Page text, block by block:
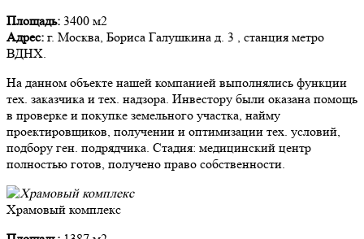
Площадь: 3400 м2
Адрес: г. Москва, Бориса Галушкина д. 3 , станция метро
ВДНХ.
На данном объекте нашей компанией выполнялись функции
тех. заказчика и тех. надзора. Инвестору были оказана помощь
в проверке и покупке земельного участка, найму
проектировщиков, получении и оптимизации тех. условий,
подбору ген. подрядчика. Стадия: медицинский центр
полностью готов, получено право собственности.
Храмовый комплекс